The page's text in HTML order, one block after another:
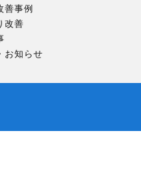
善事例
改善
お知らせ